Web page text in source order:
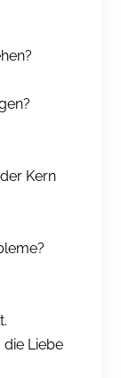
Kern
Liebe